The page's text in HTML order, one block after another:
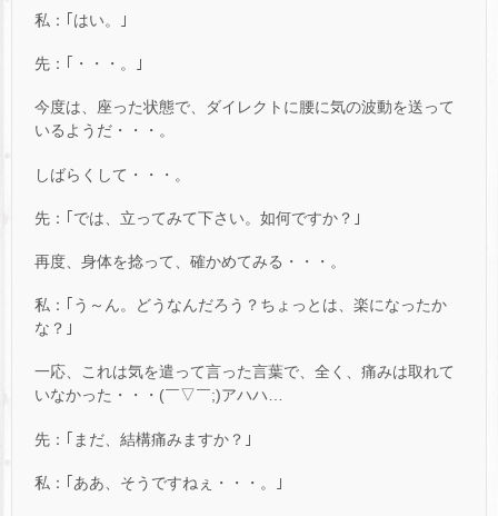
私：｢はい。｣
先：｢・・・。｣
今度は、座った状態で、ダイレクトに腰に気の波動を送って
いるようだ・・・。
しばらくして・・・。
先：｢では、立ってみて下さい。如何ですか？｣
再度、身体を捻って、確かめてみる・・・。
私：｢う～ん。どうなんだろう？ちょっとは、楽になったか
な？｣
一応、これは気を遣って言った言葉で、全く、痛みは取れて
いなかった・・・(￣▽￣;)アハハ…
先：｢まだ、結構痛みますか？｣
私：｢ああ、そうですねぇ・・・。｣